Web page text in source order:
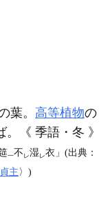
葉。 高等植物の
《 季語・冬 》
一不 レ湿 レ衣」(出典：
主〉)